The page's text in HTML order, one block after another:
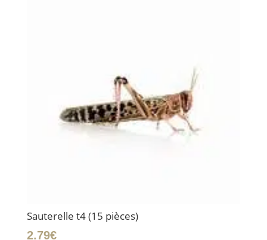
Sauterelle t4 (15 pièces)
2.79€